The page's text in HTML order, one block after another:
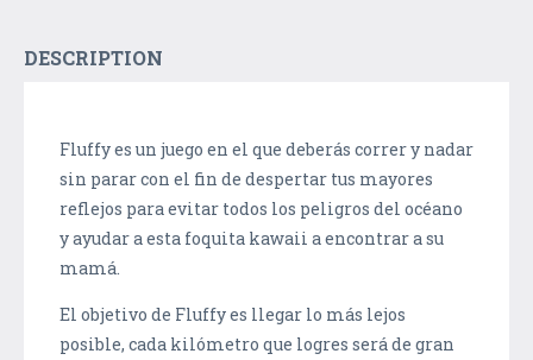
DESCRIPTION
Fluffy es un juego en el que deberás correr y nadar
sin parar con el fin de despertar tus mayores
reflejos para evitar todos los peligros del océano
y ayudar a esta foquita kawaii a encontrar a su
mamá.
El objetivo de Fluffy es llegar lo más lejos
posible, cada kilómetro que logres será de gran